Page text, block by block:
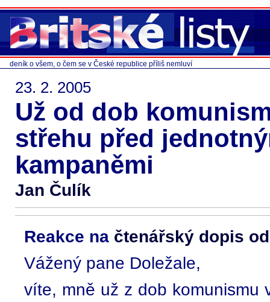
deník o všem, o čem se v České republice příliš nemluví
23. 2. 2005
Už od dob
střehu před
kampaněmi
Jan Čulík
Reakce na čtenářský dopis
Vážený pane Doležale,
víte, mně už z dob komunismu